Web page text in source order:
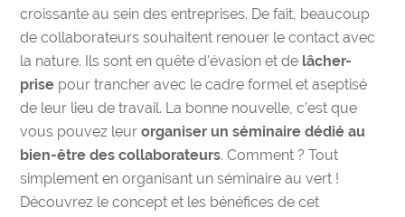
croissante au sein des entreprises. De fait, beaucoup
de collaborateurs souhaitent renouer le contact avec
la nature. Ils sont en quête d’évasion et de lâcher-
prise pour trancher avec le cadre formel et aseptisé
de leur lieu de travail. La bonne nouvelle, c’est que
vous pouvez leurorganiser un séminaire dédié au
bien-être des collaborateurs. Comment ? Tout
simplement en organisant unséminaire au vert !
Découvrez le concept et les bénéfices de cet